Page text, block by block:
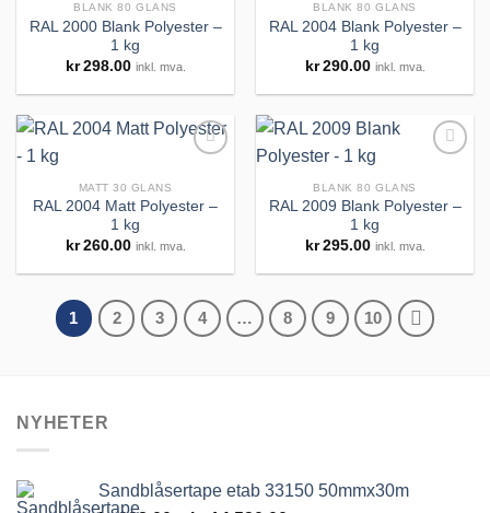
huskeliste
BLANK 80 GLANS
RAL 2000 Blank Polyester –
1 kg
kr 298.00 inkl. mva.
huskeliste
BLANK 80 GLANS
RAL 2004 Blank Polyester –
1 kg
kr 290.00 inkl. mva.
huskeliste
MATT 30 GLANS
RAL 2004 Matt Polyester –
1 kg
kr 260.00 inkl. mva.
huskeliste
BLANK 80 GLANS
RAL 2009 Blank Polyester –
1 kg
kr 295.00 inkl. mva.
1 2 3 4 … 8 9 10
NYHETER
Sandblåsertape etab 33150 50mmx30m